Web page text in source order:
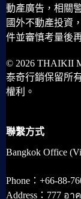
動產廣告，相關
國外不動產投資
件並審慎考量後
© 2026 THAIKII
泰奇行銷保留所
權利。
聯繫方式
Bangkok Office
Phone：+66-88-
Address：777 อ